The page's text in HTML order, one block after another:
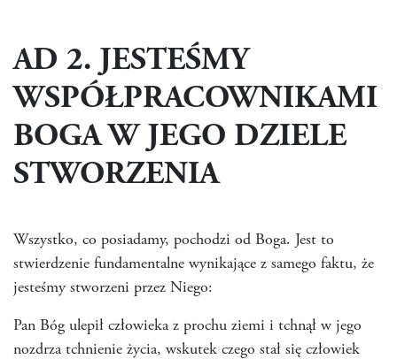
AD 2. JESTEŚMY
WSPÓŁPRACOWNIKAMI
BOGA W JEGO DZIELE
STWORZENIA
Wszystko, co posiadamy, pochodzi od Boga. Jest to
stwierdzenie fundamentalne wynikające z samego faktu, że
jesteśmy stworzeni przez Niego:
Pan Bóg ulepił człowieka z prochu ziemi i tchnął w jego
nozdrza tchnienie życia, wskutek czego stał się człowiek